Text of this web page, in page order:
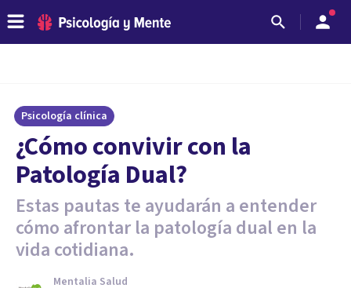
Psicología clínica
¿Cómo convivir con la
Patología Dual?
Estas pautas te ayudarán a entender
cómo afrontar la patología dual en la
vida cotidiana.
Mentalia Salud